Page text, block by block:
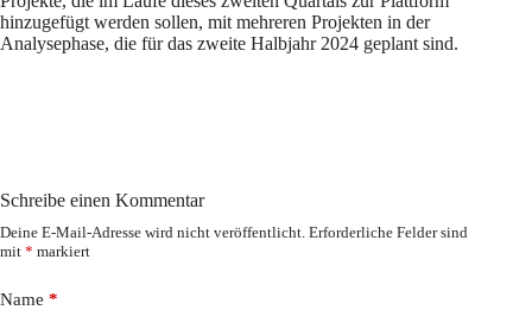
hinzugefügt werden sollen, mit mehreren Projekten in der
Analysephase, die für das zweite Halbjahr 2024 geplant sind.
Schreibe einen Kommentar
Deine E-Mail-Adresse wird nicht veröffentlicht. Erforderliche Felder sind
mit * markiert
Name *